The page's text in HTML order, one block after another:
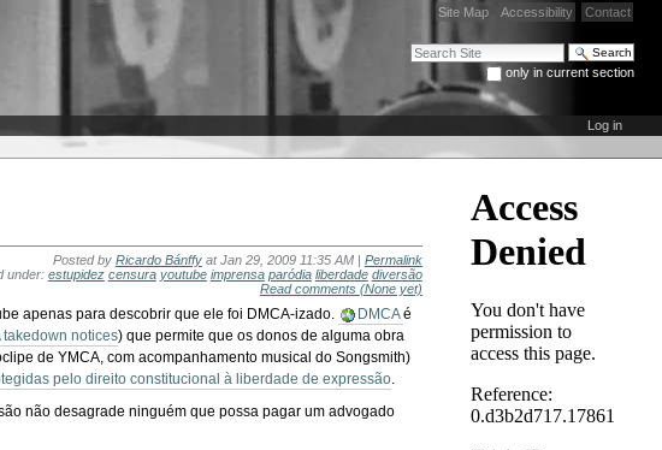
Site Map Accessibility Contact
Search Site
only in current section
Advanced Search…
Log in
Posted by Ricardo Bánffy at Jan 29, 2009 11:35 AM | Permalink
under: estupidez censura youtube imprensa paródia liberdade diversão
Read comments (None yet)
apenas para descobrir que ele foi DMCA-izado. DMCAé
takedown notices) que permite que os donos de alguma obra
de YMCA, com acompanhamento musical do Songsmith)
pelo direito constitucional à liberdade de expressão.
não desagrade ninguém que possa pagar um advogado